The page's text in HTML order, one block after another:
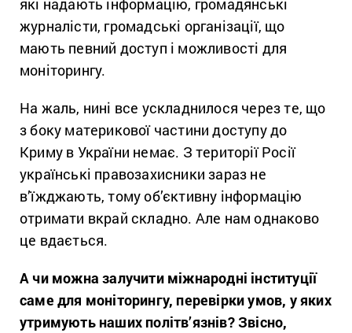
журналісти, громадські організації, що
мають певний доступ і можливості для
моніторингу.
На жаль, нині все ускладнилося через те, що
з боку материкової частини доступу до
Криму в України немає. З території Росії
українські правозахисники зараз не
в’їжджають, тому об’єктивну інформацію
отримати вкрай складно. Але нам однаково
це вдається.
А чи можна залучити міжнародні інституції
саме для моніторингу, перевірки умов, у яких
утримують наших політв’язнів? Звісно,